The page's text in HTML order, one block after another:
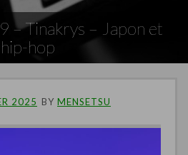
– Tinakrys – Japon et
hip-hop
2025 BY MENSETSU